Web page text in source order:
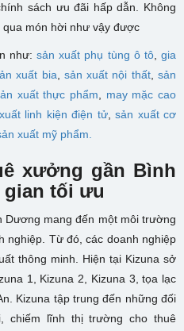
sách ưu đãi hấp dẫn. Không
món hời như vậy được
như:sản xuất phụ tùng ô tô,gia
xuất bia sản xuất nội thất,sản
xuất thực phẩm
may mặc cao
linh kiện điện tử,sản xuất cơ
xuất mỹ phẩm.
xưởng gần Bình
tối ưu
Dương mang đến một môi trường
nghiệp. Từ đó, các doanh nghiệp
thông minh. Hiện tại Kizuna sở
1, Kizuna 2, Kizuna 3, tọa lạc
Kizuna tập trung đến những đối
chiếm lĩnh thị trường cho thuê